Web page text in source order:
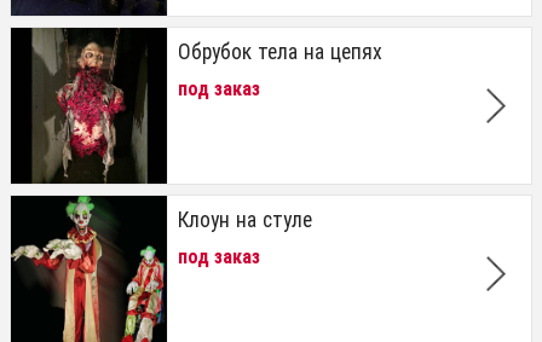
Обрубок тела на цепях
под заказ
Клоун на стуле
под заказ